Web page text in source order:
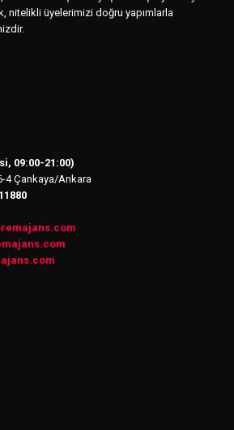
nitelikli üyelerimizi doğru yapımlarla
09:00-21:00)
4 Çankaya/Ankara